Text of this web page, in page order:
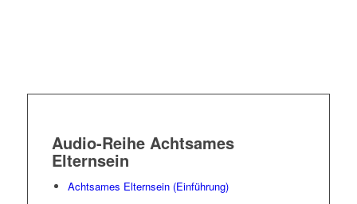
Audio-Reihe Achtsames
Elternsein
Achtsames Elternsein (Einführung)